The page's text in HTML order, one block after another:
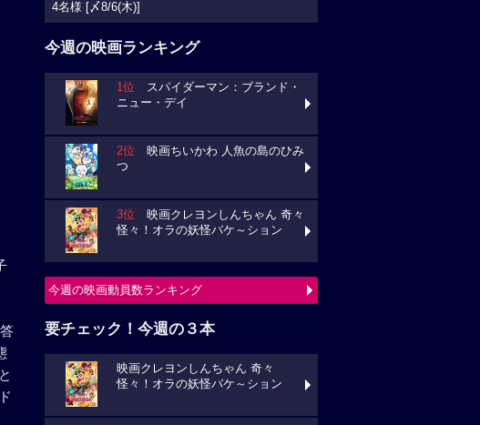
4名様 [〆8/6(木)]
今週の映画ランキング
1位 スパイダーマン：ブランド・
ニュー・デイ
2位 映画ちいかわ 人魚の島のひみ
つ
3位 映画クレヨンしんちゃん 奇々
怪々！オラの妖怪バケ～ション
今週の映画動員数ランキング
要チェック！今週の３本
映画クレヨンしんちゃん 奇々
怪々！オラの妖怪バケ～ション